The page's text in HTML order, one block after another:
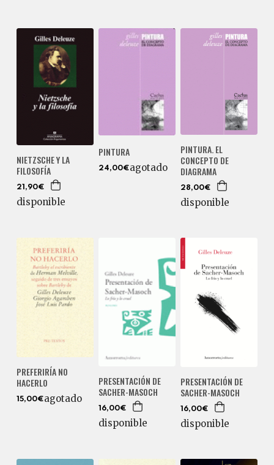
NIETZSCHE Y LA
FILOSOFÍA
21,90€
disponible
PINTURA
24,00€agotado
PINTURA. EL
CONCEPTO DE
DIAGRAMA
28,00€
disponible
PREFERIRÍA NO
HACERLO
15,00€agotado
PRESENTACIÓN DE
SACHER-MASOCH
16,00€
disponible
PRESENTACIÓN DE
SACHER-MASOCH
16,00€
disponible